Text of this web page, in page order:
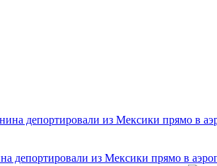
депортировали из Мексики прямо в